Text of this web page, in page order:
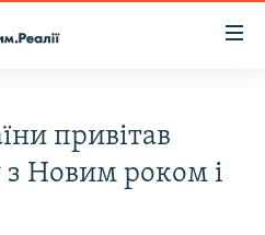
привітав
Новим роком і